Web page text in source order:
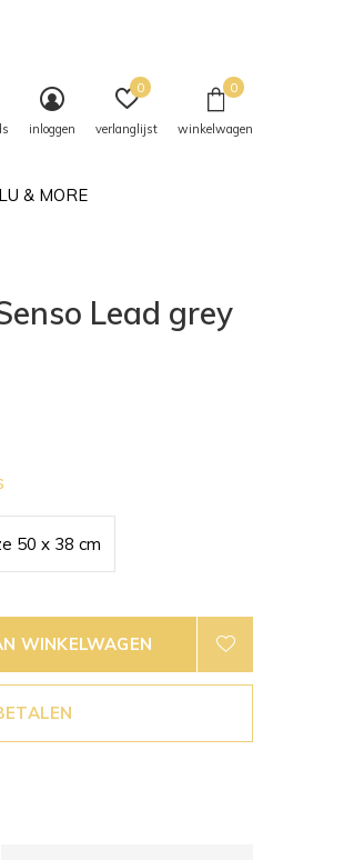
& MORE
inloggen verlanglijst
0
winkelwagen
0
Lead grey
50 x 38 cm
WINKELWAGEN